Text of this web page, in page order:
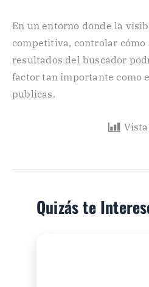
En un entorno donde la
competitiva, controlar cómo
resultados del buscador
factor tan importante como
publicas.
Quizás te